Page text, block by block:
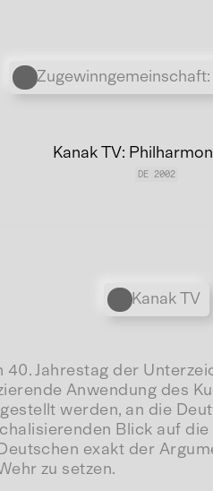
Kanak TV:
DE 2002
Kanak TV
Jahrestag der
Anwendung des
werden, an die
Blick auf
exakt der
zu setzen.